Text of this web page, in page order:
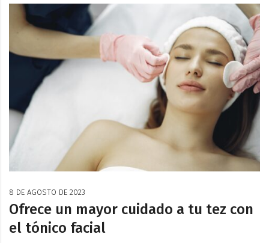
8 DE AGOSTO DE 2023
Ofrece un mayor cuidado a tu tez con
el tónico facial